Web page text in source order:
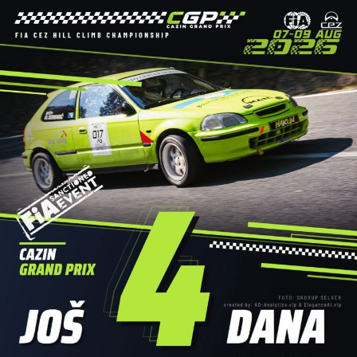
ključnih faktora u razvoju regate, koja danas predstavlja
prepoznatljiv događaj na području Unsko-sanskog kantona.
Posebna pažnja posvećena je sigurnosti svih učesnika. Za
bezbjednost na vodi tokom cijele trase bila je zadužena
Gorska služba spašavanja – Stanica Cazin, čiji su
pripadnici profesionalno pratili događaj i osigurali da
regata protekne bez poteškoća.
Dodatnu atrakciju ovogodišnjoj manifestaciji dali su brojni
sadržaji uz rijeku, među kojima su posebnu pažnju privukli
atraktivni skokovi u vodu, koji su izazvali oduševljenje
publike i upotpunili cjelodnevni program.
Veliki broj učesnika, odlična atmosfera i pozitivna energija
još jednom su pokazali daCazinska unska regata
veliki potencijal da u narednim godinama preraste u jedan
od najznačajnijih turističko-sportskih događaja u Bosni i
Hercegovini.